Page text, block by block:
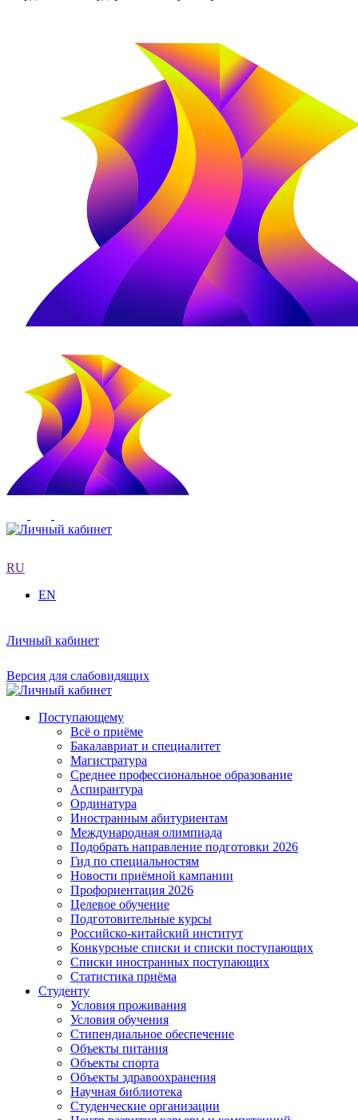
RU
EN
Личный кабинет
Версия для слабовидящих
Поступающему
Всё о приёме
Бакалавриат и специалитет
Магистратура
Среднее профессиональное образование
Аспирантура
Ординатура
Иностранным абитуриентам
Международная олимпиада
Подобрать направление подготовки 2026
Гид по специальностям
Новости приёмной кампании
Профориентация 2026
Целевое обучение
Подготовительные курсы
Российско-китайский институт
Конкурсные списки и списки поступающих
Списки иностранных поступающих
Статистика приёма
Студенту
Условия проживания
Условия обучения
Стипендиальное обеспечение
Объекты питания
Объекты спорта
Объекты здравоохранения
Научная библиотека
Студенческие организации